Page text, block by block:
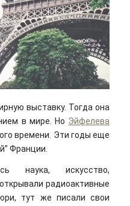
выставку. Тогда она
в мире. Но Эйфелева
времени. Эти годы еще
Франции.
наука, искусство,
радиоактивные
тут же писали свои